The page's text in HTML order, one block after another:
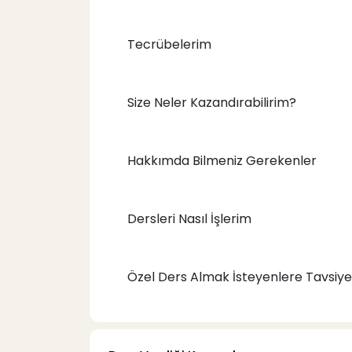
Tecrübelerim
Size Neler Kazandırabilirim?
Hakkımda Bilmeniz Gerekenler
Dersleri Nasıl İşlerim
Özel Ders Almak İsteyenlere